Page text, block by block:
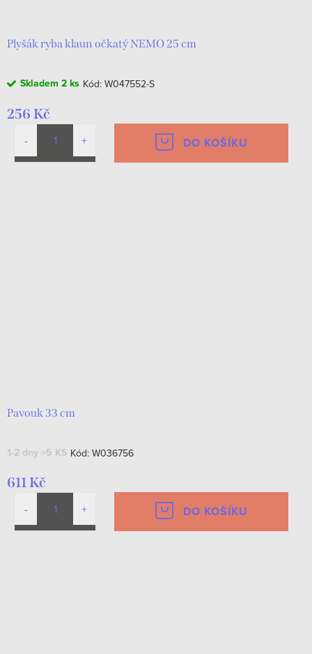
Plyšák ryba klaun očkatý NEMO 25 cm
Skladem 2 ks Kód: W047552-S
256 Kč
DO KOŠÍKU
Pavouk 33 cm
1-2 dny >5 KS Kód: W036756
611 Kč
DO KOŠÍKU